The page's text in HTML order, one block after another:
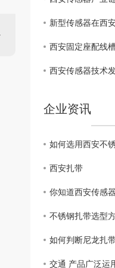
西安固定座配线
企业资讯
如何选用西安不
西安扎带
不锈钢扎带选型
如何判断尼龙扎